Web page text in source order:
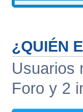
¿QUIÉN
Usuarios
Foro y 2